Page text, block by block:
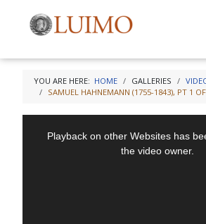
YOU ARE HERE: HOME GALLERIES
SAMUEL HAHNEMANN (1755-1843), PT 1